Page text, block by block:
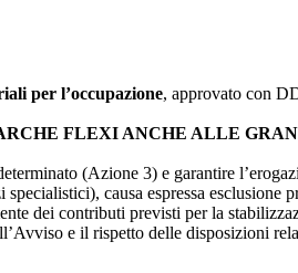
per l’occupazione, approvato con
FLEXI ANCHE ALLE
(Azione 3) e garantire
causa espressa esclusione
dei contributi previsti per la
e il rispetto delle disposizioni